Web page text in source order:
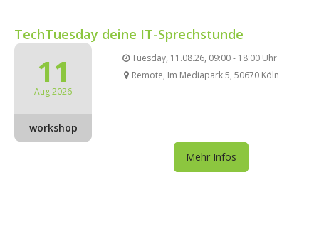
TechTuesday deine IT-Sprechstunde
11
Aug 2026
workshop
Tuesday, 11.08.26, 09:00 - 18:00 Uhr
Remote, Im Mediapark 5, 50670 Köln
Mehr Infos